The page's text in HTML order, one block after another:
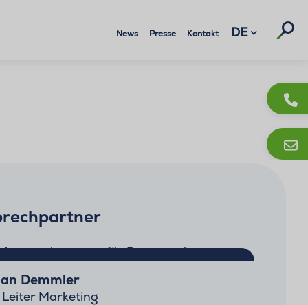
News Presse Kontakt DE
Demmler
Leiter Marketing